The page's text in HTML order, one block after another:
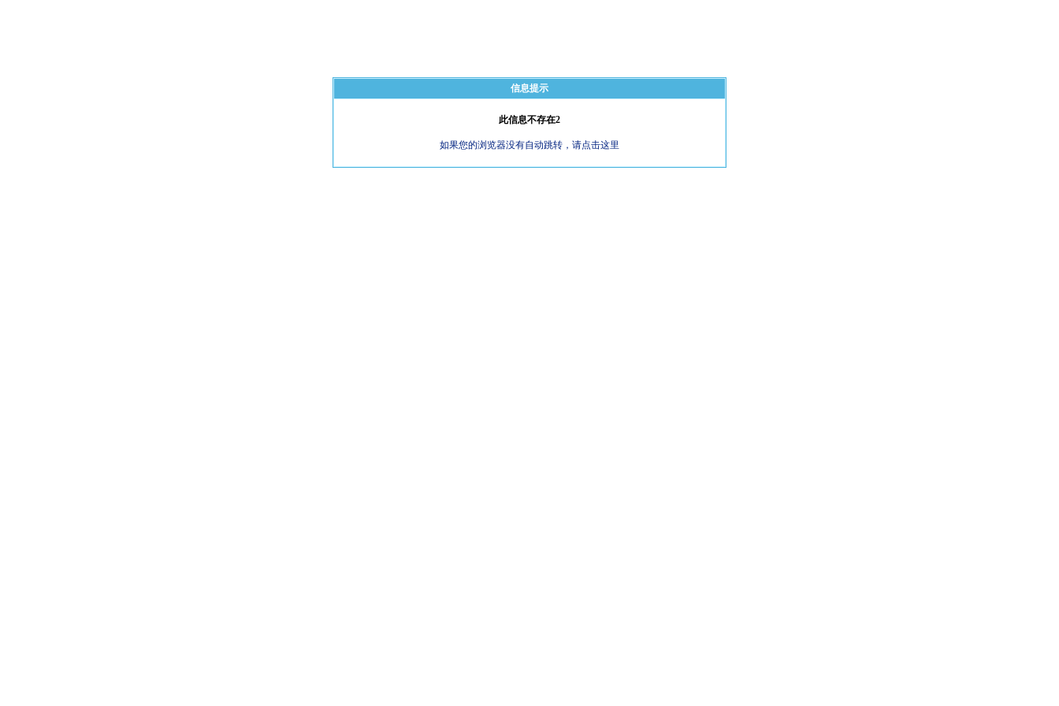
信息提示
此信息不存在2
如果您的浏览器没有自动跳转，请点击这里